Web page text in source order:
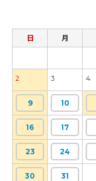
日 月
2 3 4
9 10
16 17
23 24
30 31